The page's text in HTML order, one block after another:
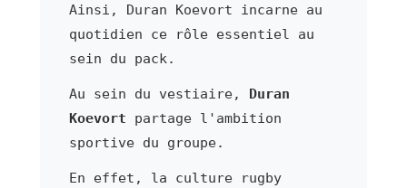
Ainsi, Duran Koevort incarne au
quotidien ce rôle essentiel au
sein du pack.
Au sein du vestiaire, Duran
Koevort partage l'ambition
sportive du groupe.
En effet, la culture rugby